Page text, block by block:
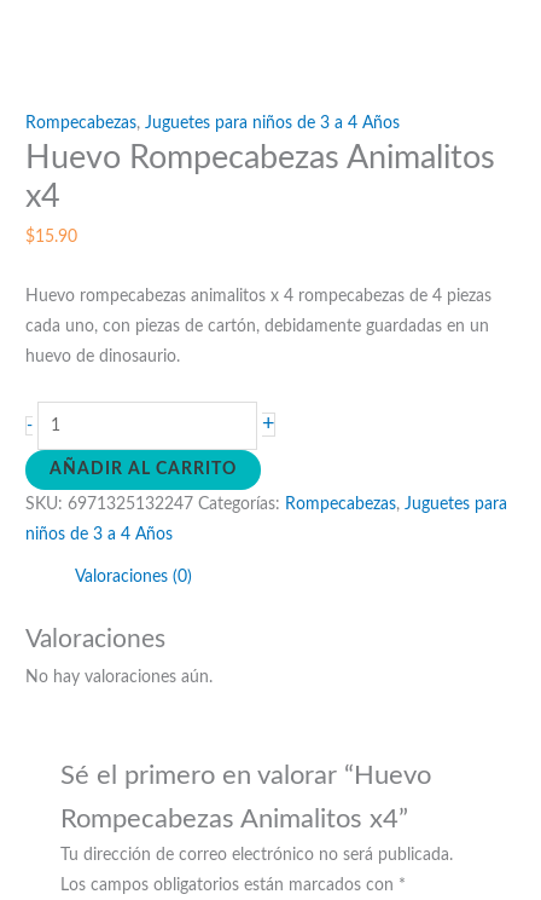
Rompecabezas,Juguetes para niños de 3 a 4 Años
Huevo Rompecabezas Animalitos
x4
$15.90
Huevo rompecabezas animalitos x 4 rompecabezas de 4 piezas
cada uno, con piezas de cartón, debidamente guardadas en un
huevo de dinosaurio.
-
Huevo
Rompecabezas
Animalitos
x4
cantidad
+
AÑADIR AL CARRITO
SKU:6971325132247 Categorías: Rompecabezas,Juguetes para
niños de 3 a 4 Años
Valoraciones (0)
Valoraciones
No hay valoraciones aún.
Sé el primero en valorar “Huevo
Rompecabezas Animalitos x4”
Tu dirección de correo electrónico no será publicada.
Los campos obligatorios están marcados con *